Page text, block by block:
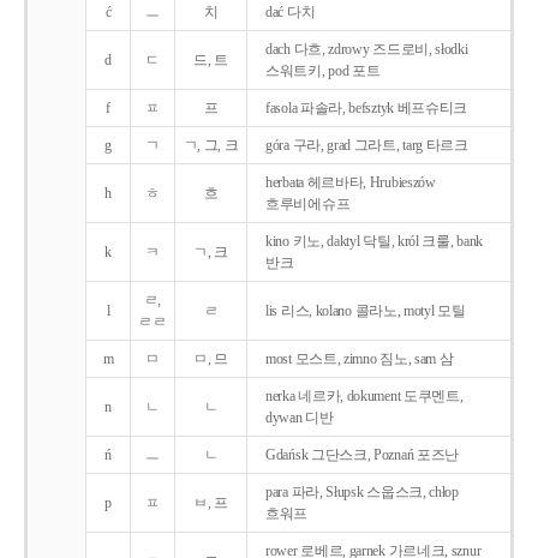
ć ㅡ 치 dać 다치
d ㄷ 드, 트
dach 다흐, zdrowy 즈드로비, słodki
스워트키, pod 포트
f ㅍ 프 fasola 파솔라, befsztyk 베프슈티크
g ㄱ ㄱ, 그, 크 góra 구라, grad 그라트, targ 타르크
h ㅎ 흐
herbata 헤르바타, Hrubieszów
흐루비에슈프
k ㅋ ㄱ, 크
kino 키노, daktyl 닥틸, król 크룰, bank
반크
l
ㄹ,
ㄹㄹ
ㄹ lis 리스, kolano 콜라노, motyl 모틸
m ㅁ ㅁ, 므 most 모스트, zimno 짐노, sam 삼
n ㄴ ㄴ
nerka 네르카, dokument 도쿠멘트,
dywan 디반
ń ㅡ ㄴ Gdańsk 그단스크, Poznań 포즈난
p ㅍ ㅂ, 프
para 파라, Słupsk 스웁스크, chłop
흐워프
rower 로베르, garnek 가르네크, sznur